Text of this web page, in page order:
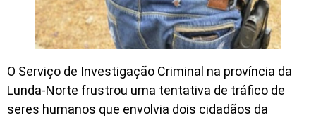
O Serviço de Investigação Criminal na província da
Lunda-Norte frustrou uma tentativa de tráfico de
seres humanos que envolvia dois cidadãos da